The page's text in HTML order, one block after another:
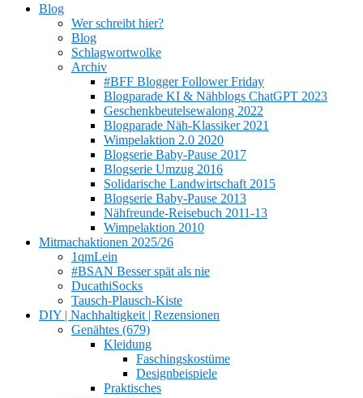
Blog
Wer schreibt hier?
Blog
Schlagwortwolke
Archiv
#BFF Blogger Follower Friday
Blogparade KI & Nähblogs ChatGPT 2023
Geschenkbeutelsewalong 2022
Blogparade Näh-Klassiker 2021
Wimpelaktion 2.0 2020
Blogserie Baby-Pause 2017
Blogserie Umzug 2016
Solidarische Landwirtschaft 2015
Blogserie Baby-Pause 2013
Nähfreunde-Reisebuch 2011-13
Wimpelaktion 2010
Mitmachaktionen 2025/26
1qmLein
#BSAN Besser spät als nie
DucathiSocks
Tausch-Plausch-Kiste
DIY | Nachhaltigkeit | Rezensionen
Genähtes (679)
Kleidung
Faschingskostüme
Designbeispiele
Praktisches